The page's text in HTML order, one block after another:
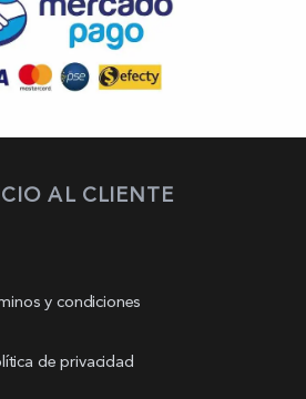
AL CLIENTE
y condiciones
de privacidad